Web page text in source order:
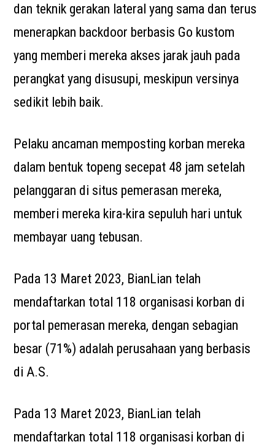
dan teknik gerakan lateral yang sama dan terus
menerapkan backdoor berbasis Go kustom
yang memberi mereka akses jarak jauh pada
perangkat yang disusupi, meskipun versinya
sedikit lebih baik.
Pelaku ancaman memposting korban mereka
dalam bentuk topeng secepat 48 jam setelah
pelanggaran di situs pemerasan mereka,
memberi mereka kira-kira sepuluh hari untuk
membayar uang tebusan.
Pada 13 Maret 2023, BianLian telah
mendaftarkan total 118 organisasi korban di
portal pemerasan mereka, dengan sebagian
besar (71%) adalah perusahaan yang berbasis
di A.S.
Pada 13 Maret 2023, BianLian telah
mendaftarkan total 118 organisasi korban di